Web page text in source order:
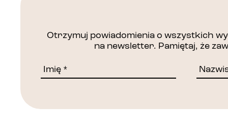
Otrzymuj powiadomienia o wszystkich
na newsletter. Pamiętaj, że